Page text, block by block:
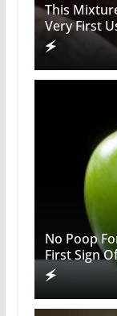
This
Very First
No Poop
First Sign